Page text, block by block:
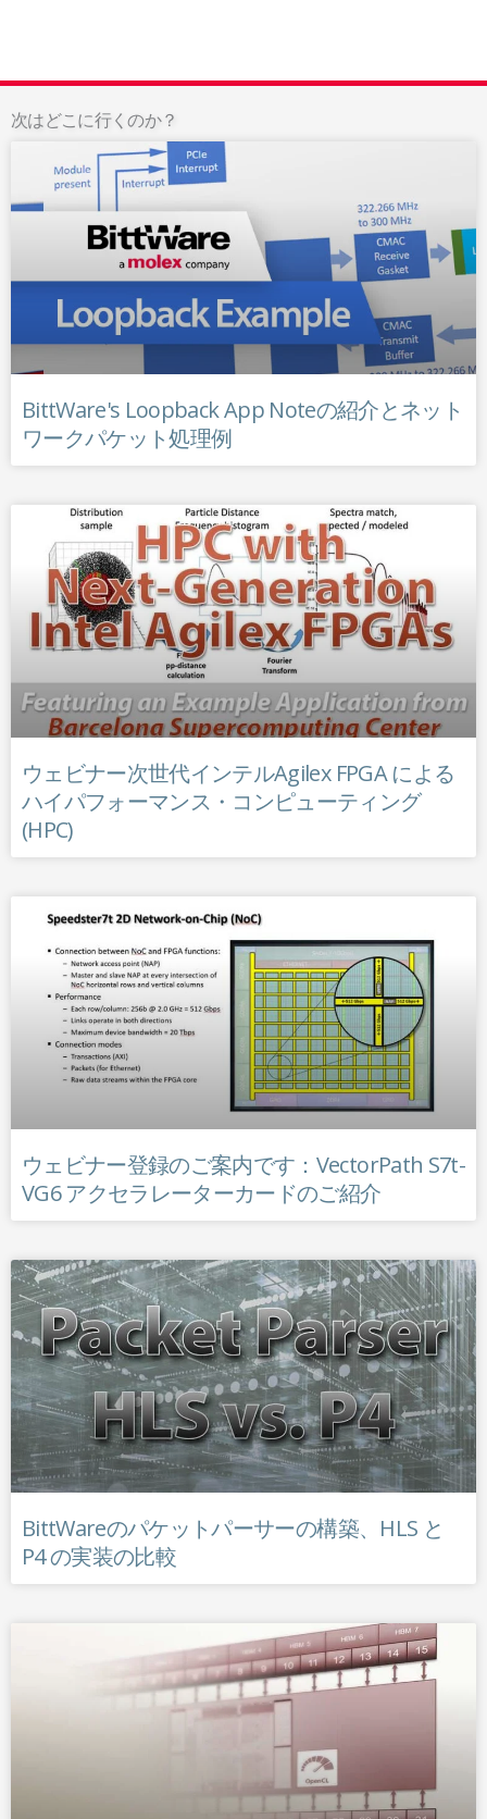
次はどこに行くのか？
BittWare's Loopback App Noteの紹介とネット
ワークパケット処理例
ウェビナー次世代インテルAgilex FPGA による
ハイパフォーマンス・コンピューティング
(HPC)
ウェビナー登録のご案内です：VectorPath S7t-
VG6 アクセラレーターカードのご紹介
BittWareのパケットパーサーの構築、HLS と
P4 の実装の比較